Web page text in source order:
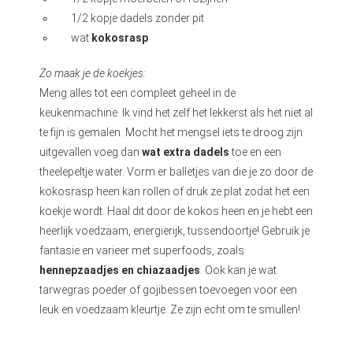
1/2 kopje dadels zonder pit
wat kokosrasp
Zo maak je de koekjes:
Meng alles tot een compleet geheel in de
keukenmachine. Ik vind het zelf het lekkerst als het niet al
te fijn is gemalen. Mocht het mengsel iets te droog zijn
uitgevallen voeg dan wat extra dadelstoe en een
theelepeltje water. Vorm er balletjes van die je zo door de
kokosrasp heen kan rollen of druk ze plat zodat het een
koekje wordt. Haal dit door de kokos heen en je hebt een
heerlijk voedzaam, energierijk, tussendoortje! Gebruik je
fantasie en varieer met superfoods, zoals
hennepzaadjes en chiazaadjes . Ook kan je wat
tarwegras poeder of gojibessen toevoegen voor een
leuk en voedzaam kleurtje. Ze zijn echt om te smullen!